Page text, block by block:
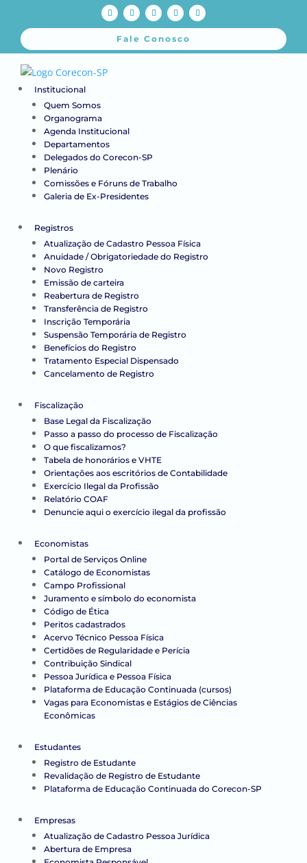
Fale Conosco
Institucional
Quem Somos
Organograma
Agenda Institucional
Departamentos
Delegados do Corecon-SP
Plenário
Comissões e Fóruns de Trabalho
Galeria de Ex-Presidentes
Registros
Atualização de Cadastro Pessoa Física
Anuidade / Obrigatoriedade do Registro
Novo Registro
Emissão de carteira
Reabertura de Registro
Transferência de Registro
Inscrição Temporária
Suspensão Temporária de Registro
Benefícios do Registro
Tratamento Especial Dispensado
Cancelamento de Registro
Fiscalização
Base Legal da Fiscalização
Passo a passo do processo de Fiscalização
O que fiscalizamos?
Tabela de honorários e VHTE
Orientações aos escritórios de Contabilidade
Exercício Ilegal da Profissão
Relatório COAF
Denuncie aqui o exercício ilegal da profissão
Economistas
Portal de Serviços Online
Catálogo de Economistas
Campo Profissional
Juramento e símbolo do economista
Código de Ética
Peritos cadastrados
Acervo Técnico Pessoa Física
Certidões de Regularidade e Perícia
Contribuição Sindical
Pessoa Jurídica e Pessoa Física
Plataforma de Educação Continuada (cursos)
Vagas para Economistas e Estágios de Ciências
Econômicas
Estudantes
Registro de Estudante
Revalidação de Registro de Estudante
Plataforma de Educação Continuada do Corecon-SP
Empresas
Atualização de Cadastro Pessoa Jurídica
Abertura de Empresa